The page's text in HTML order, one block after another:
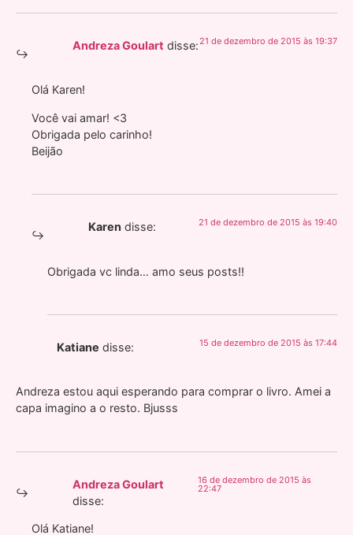
Andreza Goulart disse:21 de dezembro de 2015 às 19:37
Olá Karen!
Você vai amar! <3
Obrigada pelo carinho!
Beijão
Karen disse: 21 de dezembro de 2015 às 19:40
Obrigada vc linda… amo seus posts!!
Katiane disse: 15 de dezembro de 2015 às 17:44
Andreza estou aqui esperando para comprar o livro. Amei a
capa imagino a o resto. Bjusss
Andreza Goulart
disse:
16 de dezembro de 2015 às
22:47
Olá Katiane!